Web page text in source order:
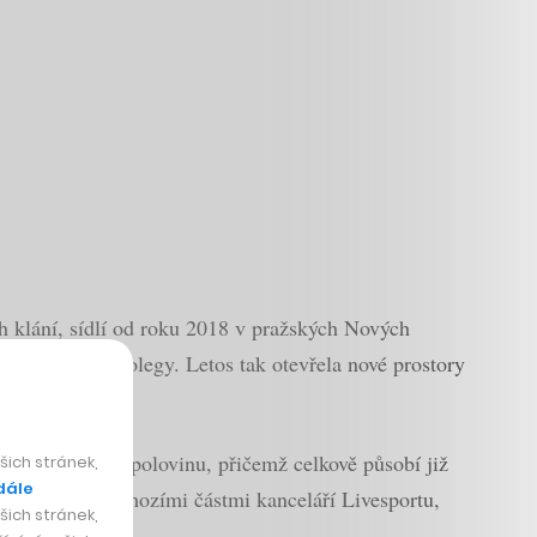
klání, sídlí od roku 2018 v pražských Nových
nové kolegy. Letos tak otevřela nové prostory
rok zhruba o polovinu, přičemž celkově působí již
i za předchozími částmi kanceláří Livesportu,
stránek,
stránek,